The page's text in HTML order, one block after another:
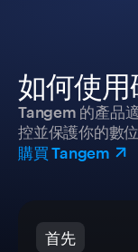
如何使
Tangem 的產品
控並保護你的數位
購買 Tangem
首先